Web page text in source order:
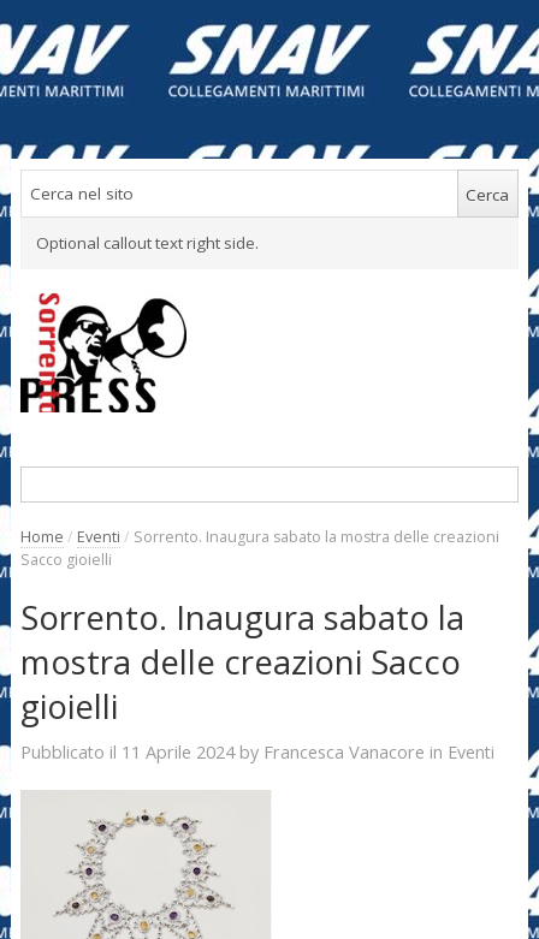
Optional callout text right side.
Home / Eventi / Sorrento. Inaugura sabato la mostra delle creazioni
Sacco gioielli
Sorrento. Inaugura sabato la
mostra delle creazioni Sacco
gioielli
Pubblicato il 11 Aprile 2024by Francesca Vanacore in Eventi